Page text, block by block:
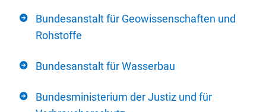
Bundesanstalt für Geowissenschaften und
Rohstoffe
Bundesanstalt für Wasserbau
Bundesministerium der Justiz und für